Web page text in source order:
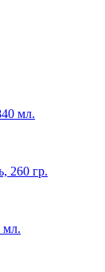
мл.
260 гр.
мл.